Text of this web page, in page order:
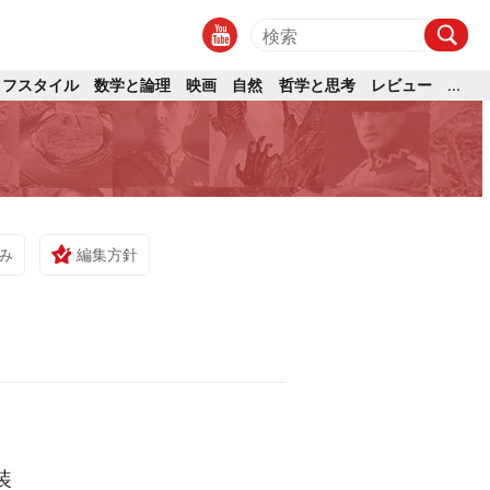
スタイル 数学と論理 映画 自然 哲学と思考 レビュー
...
編集方針